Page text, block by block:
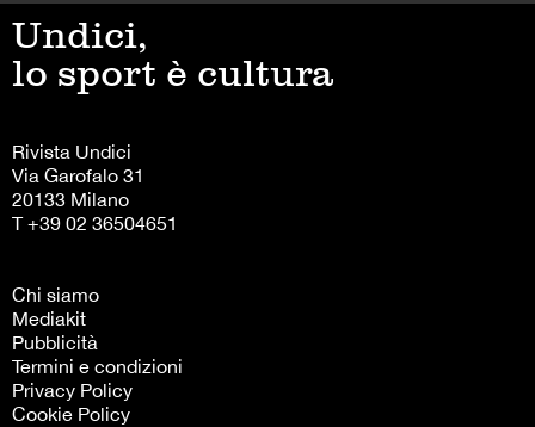
Undici,
lo sport è cultura
Rivista Undici
Via Garofalo 31
20133 Milano
T +39 02 36504651
Chi siamo
Mediakit
Pubblicità
Termini e condizioni
Privacy Policy
Cookie Policy